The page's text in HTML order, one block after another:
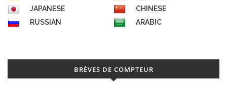
JAPANESE
CHINESE
RUSSIAN
ARABIC
BRÈVES DE COMPTEUR